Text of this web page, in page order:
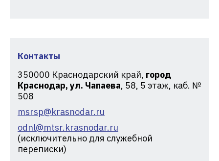
Контакты
350000 Краснодарский край, город
Краснодар, ул. Чапаева, 58, 5 этаж, каб. №
508
msrsp@krasnodar.ru
odnl@mtsr.krasnodar.ru
(исключительно для служебной
переписки)